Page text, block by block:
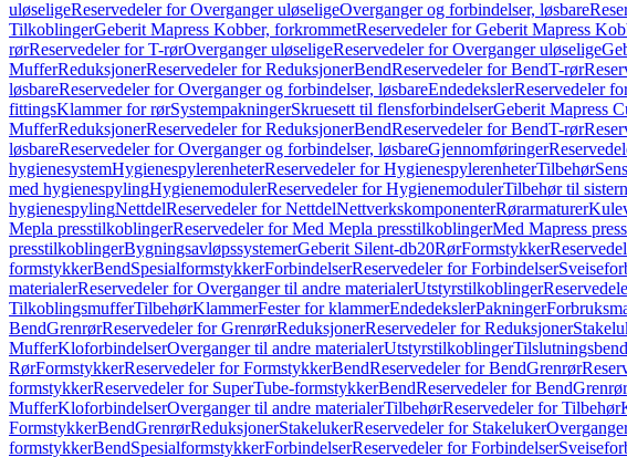
uløseligeReservedeler for Overganger uløseligeOverganger og forbindelser, løsbare
TilkoblingerGeberit Mapress Kobber, forkrommetReservedeler for Geberit Mapress
rørReservedeler for T-rørOverganger uløseligeReservedeler for Overganger uløselige
MufferReduksjonerReservedeler for ReduksjonerBendReservedeler for BendT-rør
løsbareReservedeler for Overganger og forbindelser, løsbareEndedekslerReservedeler
fittingsKlammer for rørSystempakningerSkruesett til flensforbindelserGeberit Mapress
MufferReduksjonerReservedeler for ReduksjonerBendReservedeler for BendT-rør
løsbareReservedeler for Overganger og forbindelser, løsbareGjennomføringer
hygienesystemHygienespylerenheterReservedeler for HygienespylerenheterTilbehør
med hygienespylingHygienemodulerReservedeler for HygienemodulerTilbehør til
hygienespylingNettdelReservedeler for NettdelNettverkskomponenterRørarmaturer
Mepla presstilkoblingerReservedeler for Med Mepla presstilkoblingerMed Mapress
presstilkoblingerBygningsavløpssystemerGeberit Silent-db20RørFormstykker
formstykkerBendSpesialformstykkerForbindelserReservedeler for Forbindelser
materialerReservedeler for Overganger til andre materialerUtstyrstilkoblinger
TilkoblingsmufferTilbehørKlammerFester for klammerEndedekslerPakninger
BendGrenrørReservedeler for GrenrørReduksjonerReservedeler for Reduksjoner
MufferKloforbindelserOverganger til andre materialerUtstyrstilkoblinger
RørFormstykkerReservedeler for FormstykkerBendReservedeler for BendGrenrør
formstykkerReservedeler for SuperTube-formstykkerBendReservedeler for BendGrenrør
MufferKloforbindelserOverganger til andre materialerTilbehørReservedeler for Tilbehør
FormstykkerBendGrenrørReduksjonerStakelukerReservedeler for Stakeluker
formstykkerBendSpesialformstykkerForbindelserReservedeler for Forbindelser